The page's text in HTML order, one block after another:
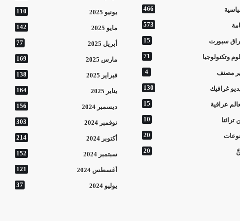
466
573
سبورت 15
وتكنولوجيا 71
مصنف 4
غرافيك 130
عراقية 15
تراثنا 10
20
20
يونيو 2025 110
مايو 2025 142
أبريل 2025 77
مارس 2025 169
فبراير 2025 138
يناير 2025 164
ديسمبر 2024 156
نوفمبر 2024 303
أكتوبر 2024 214
سبتمبر 2024 152
أغسطس 2024 121
يوليو 2024 37